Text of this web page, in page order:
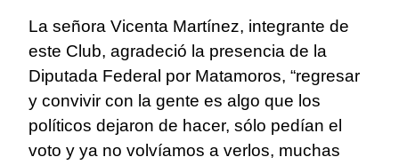
La señora Vicenta Martínez, integrante de
este Club, agradeció la presencia de la
Diputada Federal por Matamoros, “regresar
y convivir con la gente es algo que los
políticos dejaron de hacer, sólo pedían el
voto y ya no volvíamos a verlos, muchas